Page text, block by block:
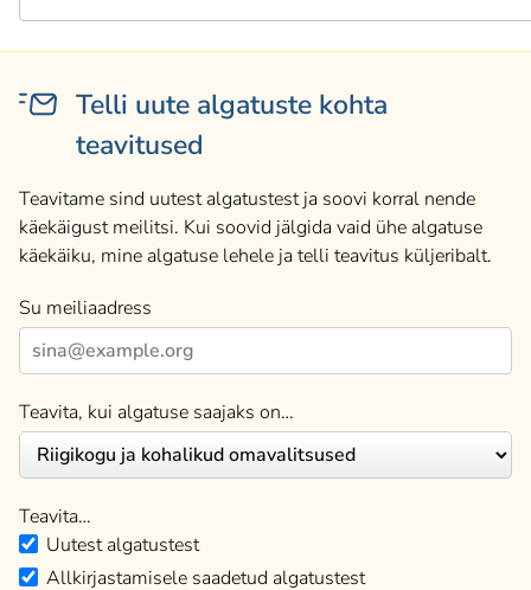
Telli uute algatuste kohta
teavitused
Teavitame sind uutest algatustest ja soovi korral nende
käekäigust meilitsi. Kui soovid jälgida vaid ühe algatuse
käekäiku, mine algatuse lehele ja telli teavitus küljeribalt.
Su meiliaadress
Teavita, kui algatuse saajaks on…
Teavita…
Uutest algatustest
Allkirjastamisele saadetud algatustest